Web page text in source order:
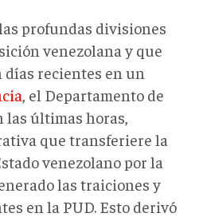
profundas divisiones
venezolana y que
recientes en un
, el Departamento de
las últimas horas,
que transferiere la
venezolano por la
las traiciones y
en la PUD. Esto derivó